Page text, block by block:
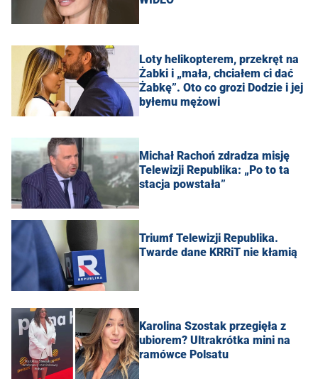
Loty helikopterem, przekręt na
Żabki i „mała, chciałem ci dać
Żabkę”. Oto co grozi Dodzie i jej
byłemu mężowi
Michał Rachoń zdradza misję
Telewizji Republika: „Po to ta
stacja powstała”
Triumf Telewizji Republika.
Twarde dane KRRiT nie kłamią
Karolina Szostak przegięła z
ubiorem? Ultrakrótka mini na
ramówce Polsatu